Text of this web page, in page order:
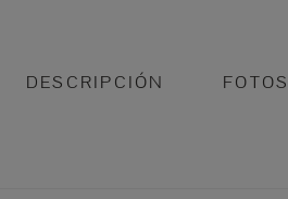
DESCRIPCIÓN FOTOS